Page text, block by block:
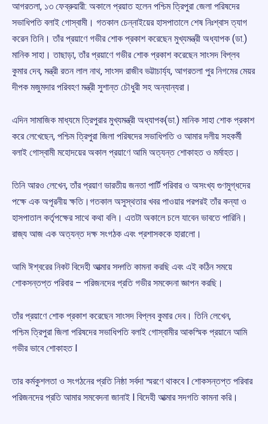
আগরতলা, ১৩ ফেব্রুয়ারী: অকালে প্রয়াত হলেন পশ্চিম ত্রিপুরা জেলা পরিষদের
সভাধিপতি বলাই গোস্বামী। গতকাল চেন্নাইয়ের হাসপাতালে শেষ নিঃশ্বাস ত্যাগ
করেন তিনি। তাঁর প্রয়াণে গভীর শোক প্রকাশ করেছেন মুখ্যমন্ত্রী অধ্যাপক (ডা.)
মানিক সাহা। তাছাড়া, তাঁর প্রয়াণে গভীর শোক প্রকাশ করেছেন সাংসদ বিপ্লব
কুমার দেব, মন্ত্রী রতন লাল নাথ, সাংসদ রাজীব ভট্টাচার্য্য, আগরতলা পুর নিগমের মেয়র
দীপক মজুমদার পরিবহণ মন্ত্রী সুশান্ত চৌধুরী সহ অন্যান্যরা।
এদিন সামাজিক মাধ্যমে ত্রিপুরার মুখ্যমন্ত্রী অধ্যাপক(ডা.) মানিক সাহা শোক প্রকাশ
করে লেখেছেন, পশ্চিম ত্রিপুরা জিলা পরিষদের সভাধিপতি ও আমার দলীয় সহকর্মী
বলাই গোস্বামী‌ মহোদয়ের অকাল প্রয়াণে আমি অত্যন্ত শোকাহত ও মর্মাহত।
তিনি আরও লেখেন, তাঁর প্রয়াণ ভারতীয় জনতা পার্টি পরিবার ও অসংখ্য গুণমুগ্ধদের
পক্ষে এক অপূরনীয় ক্ষতি।গতকাল অসুস্থতার খবর পাওয়ার পরপরই তাঁর কন্যা ও
হাসপাতাল কর্তৃপক্ষের সাথে কথা বলি। এতটা অকালে চলে যাবেন ভাবতে পারিনি।
রাজ্য আজ এক অত্যন্ত দক্ষ সংগঠক এবং প্রশাসককে হারালো।
আমি ঈশ্বরের নিকট বিদেহী আত্মার সদ্গতি কামনা করছি এবং এই কঠিন সময়ে
শোকসন্তপ্ত পরিবার – পরিজনদের প্রতি গভীর সমবেদনা জ্ঞাপন করছি।
তাঁর প্রয়াণে শোক প্রকাশ করেছেন সাংসদ বিপ্লব কুমার দেব। তিনি লেখেন,
পশ্চিম ত্রিপুরা জিলা পরিষদের সভাধিপতি বলাই গোস্বামীর আকস্মিক প্রয়ানে আমি
গভীর ভাবে শোকাহত l
তার কর্মকুশলতা ও সংগঠনের প্রতি নিষ্ঠা সর্বদা স্মরণে থাকবে l শোকসন্তপ্ত পরিবার
পরিজনদের প্রতি আমার সমবেদনা জানাই l বিদেহী আত্মার সদগতি কামনা করি।